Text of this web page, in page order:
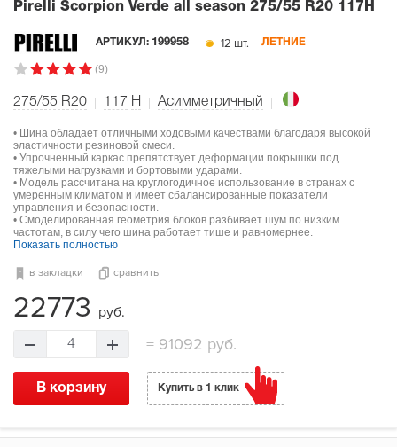
Pirelli Scorpion Verde all season 275/55 R20 117H
АРТИКУЛ: 199958 12 шт. ЛЕТНИЕ
(9)
275/55 R20 117 H Асимметричный
• Шина обладает отличными ходовыми качествами благодаря высокой
эластичности резиновой смеси.
• Упрочненный каркас препятствует деформации покрышки под
тяжелыми нагрузками и бортовыми ударами.
• Модель рассчитана на круглогодичное использование в странах с
умеренным климатом и имеет сбалансированные показатели
управления и безопасности.
• Смоделированная геометрия блоков разбивает шум по низким
частотам, в силу чего шина работает тише и равномернее.
Показать полностью
в закладки сравнить
22773 руб.
4 =91092 руб.
В корзину Купить в 1 клик